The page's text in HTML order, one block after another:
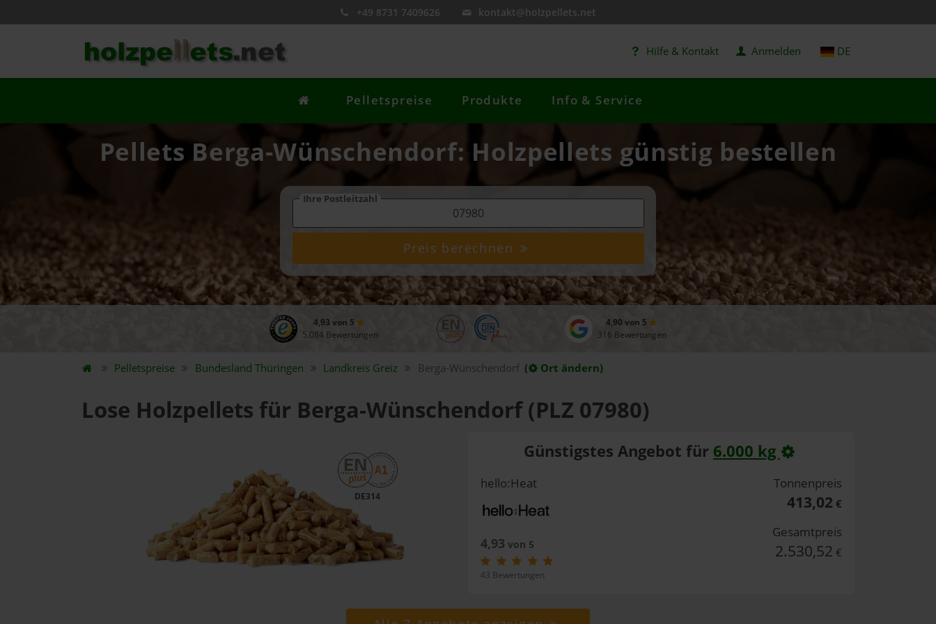
+49 8731 7409626 kontakt@holzpellets.net
Hilfe & Kontakt Anmelden DE
Pelletspreise Produkte Info & Service
Pellets Berga-Wünschendorf: Holzpellets günstig bestellen
Ihre Postleitzahl
Preis berechnen
4,93 von 5
5.084 Bewertungen
4,90 von 5
316 Bewertungen
Pelletspreise Bundesland Thüringen Landkreis Greiz Berga-Wünschendorf ( Ort ändern)
Lose Holzpellets für Berga-Wünschendorf (PLZ 07980)
DE314
Günstigstes Angebot für 6.000 kg
hello:Heat
4,93 von 5
43 Bewertungen
Tonnenpreis
413,02 €
Gesamtpreis
2.530,52 €